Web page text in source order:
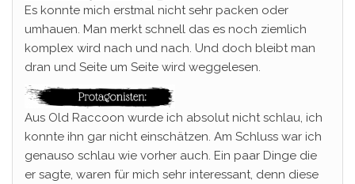
Es konnte mich erstmal nicht sehr packen oder
umhauen. Man merkt schnell das es noch ziemlich
komplex wird nach und nach. Und doch bleibt man
dran und Seite um Seite wird weggelesen.
Aus Old Raccoon wurde ich absolut nicht schlau, ich
konnte ihn gar nicht einschätzen. Am Schluss war ich
genauso schlau wie vorher auch. Ein paar Dinge die
er sagte, waren für mich sehr interessant, denn diese